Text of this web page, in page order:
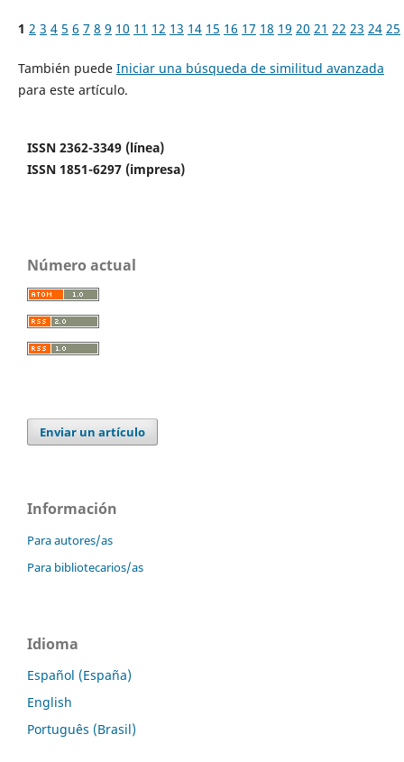
1 2 3 4 5 6 7 8 9 10 11 12 13 14 15 16 17 18 19 20 21 22 23 24 25
También puede Iniciar una búsqueda de similitud avanzada
para este artículo.
ISSN 2362-3349 (línea)
ISSN 1851-6297 (impresa)
Número actual
Enviar un artículo
Información
Para autores/as
Para bibliotecarios/as
Idioma
Español (España)
English
Português (Brasil)